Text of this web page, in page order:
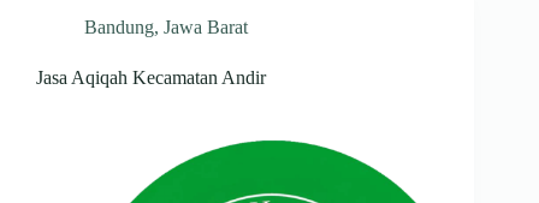
Bandung, Jawa Barat
Jasa Aqiqah Kecamatan Andir